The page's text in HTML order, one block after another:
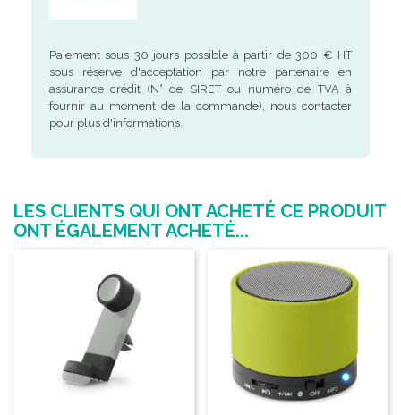
Paiement sous 30 jours possible à partir de 300 € HT
sous réserve d'acceptation par notre partenaire en
assurance crédit (N° de SIRET ou numéro de TVA à
fournir au moment de la commande), nous contacter
pour plus d'informations.
LES CLIENTS QUI ONT ACHETÉ CE PRODUIT
ONT ÉGALEMENT ACHETÉ...